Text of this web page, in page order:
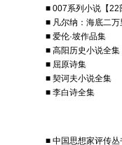
■ 007系列小说【22
■ 凡尔纳：海底二万
■ 爱伦·坡作品集
■ 高阳历史小说全集
■ 屈原诗集
■ 契诃夫小说全集
■ 李白诗全集
■ 中国思想家评传